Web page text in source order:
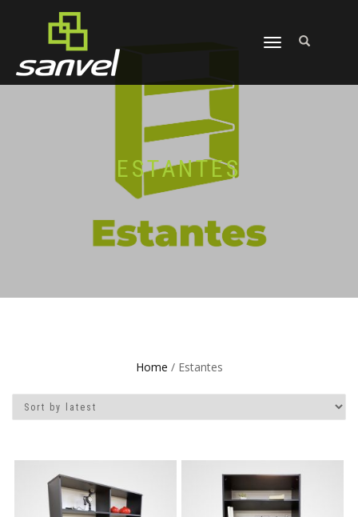
ALTERNAR
ESTANTES
Home / Estantes